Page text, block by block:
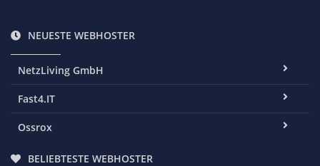
NEUESTE WEBHOSTER
NetzLiving GmbH
Fast4.IT
Ossrox
BELIEBTESTE WEBHOSTER